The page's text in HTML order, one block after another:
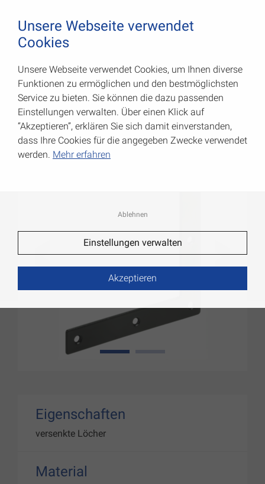
Eckwinkel
Art.-Nr.: 000187120S
1
Eigenschaften
versenkte Löcher
Material
Unsere Webseite verwendet
Cookies
Unsere Webseite verwendet Cookies, um Ihnen diverse
Funktionen zu ermöglichen und den bestmöglichsten
Service zu bieten. Sie können die dazu passenden
Einstellungen verwalten. Über einen Klick auf
“Akzeptieren”, erklären Sie sich damit einverstanden,
dass Ihre Cookies für die angegeben Zwecke verwendet
werden. Mehr erfahren
Ablehnen
Einstellungen verwalten
Akzeptieren